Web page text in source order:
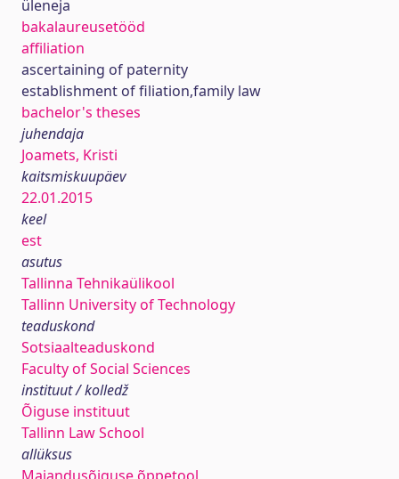
üleneja
bakalaureusetööd
affiliation
ascertaining of paternity
establishment of filiation,family law
bachelor's theses
juhendaja
Joamets, Kristi
kaitsmiskuupäev
22.01.2015
keel
est
asutus
Tallinna Tehnikaülikool
Tallinn University of Technology
teaduskond
Sotsiaalteaduskond
Faculty of Social Sciences
instituut / kolledž
Õiguse instituut
Tallinn Law School
allüksus